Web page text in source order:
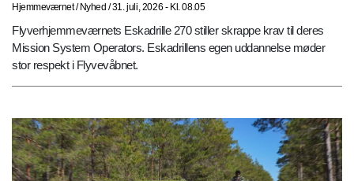
Hjemmeværnet / Nyhed /31. juli, 2026 - Kl. 08.05
Flyverhjemmeværnets Eskadrille 270 stiller skrappe krav til deres
Mission System Operators. Eskadrillens egen uddannelse møder
stor respekt i Flyvevåbnet.